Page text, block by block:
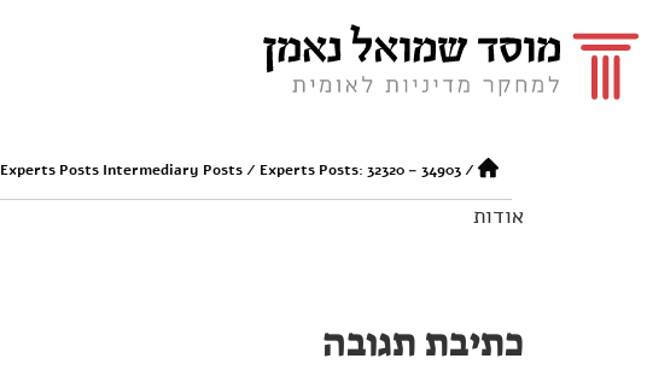
/
Experts Posts Intermediary Posts/ Experts Posts: 32320 – 34903
אודות
כתיבת תגובה